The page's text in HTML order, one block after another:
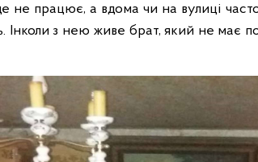
не працює, а вдома чи на вулиці
Інколи з нею живе брат, який не має